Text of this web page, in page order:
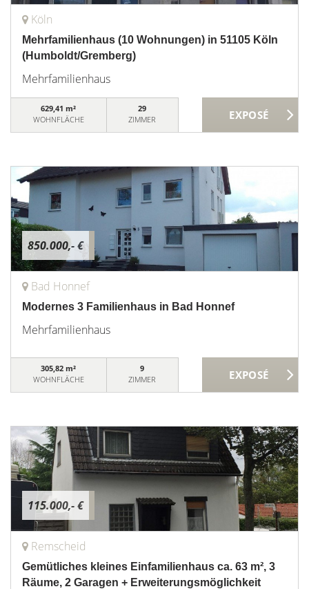
Köln
Mehrfamilienhaus (10 Wohnungen) in 51105 Köln
(Humboldt/Gremberg)
Mehrfamilienhaus
629,41 m²
WOHNFLÄCHE
29
ZIMMER
850.000,- €
Bad Honnef
Modernes 3 Familienhaus in Bad Honnef
Mehrfamilienhaus
305,82 m²
WOHNFLÄCHE
9
ZIMMER
115.000,- €
Remscheid
Gemütliches kleines Einfamilienhaus ca. 63 m², 3
Räume, 2 Garagen + Erweiterungsmöglichkeit